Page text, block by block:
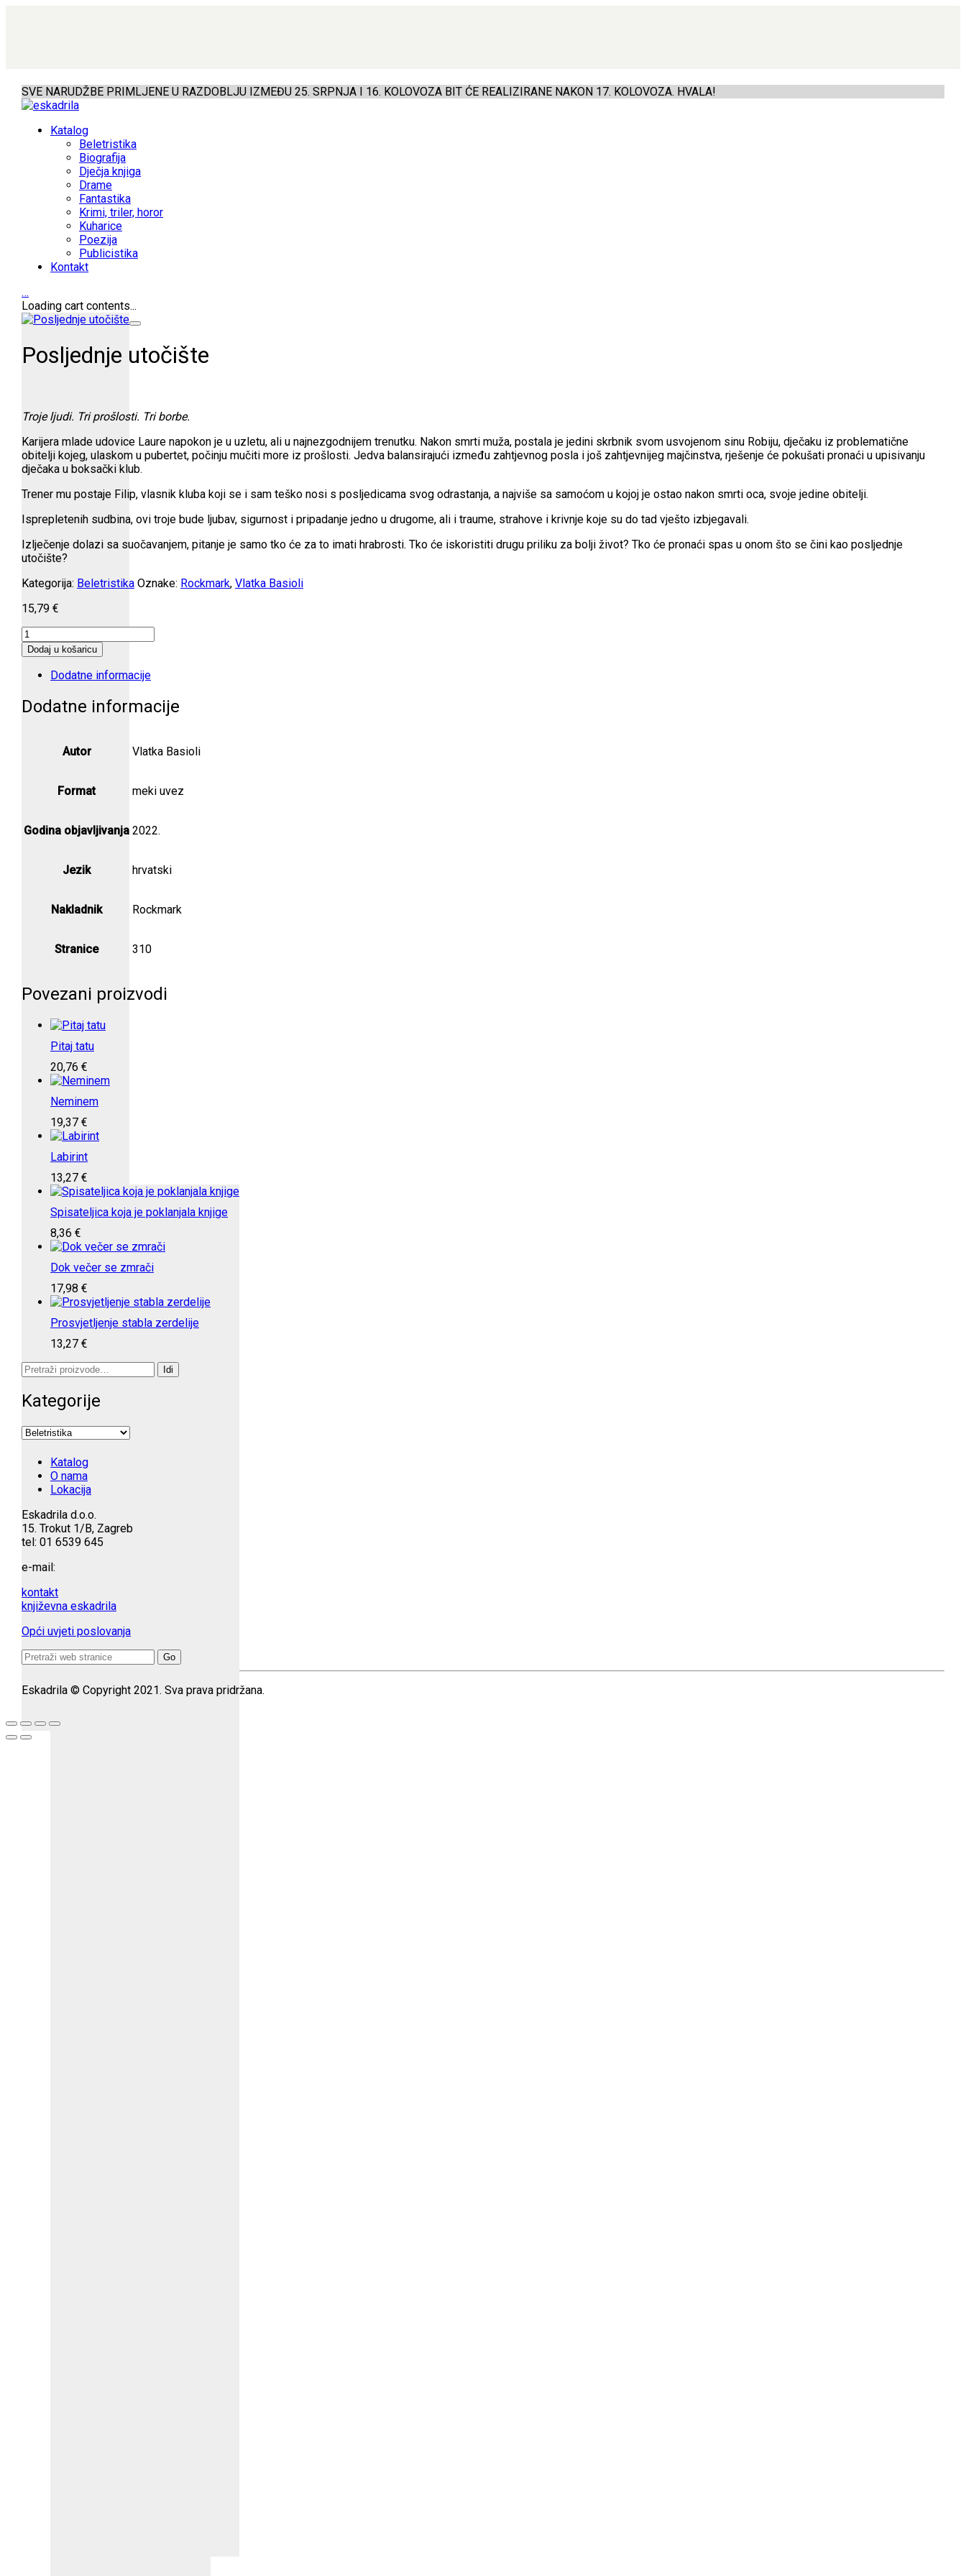
SVE NARUDŽBE PRIMLJENE U RAZDOBLJU IZMEĐU 25. SRPNJA I 16. KOLOVOZA BIT ĆE REALIZIRANE NAKON 17. KOLOVOZA. HVALA!
Katalog
Beletristika
Biografija
Dječja knjiga
Drame
Fantastika
Krimi, triler, horor
Kuharice
Poezija
Publicistika
Kontakt
…
Loading cart contents...
Posljednje utočište
Troje ljudi. Tri prošlosti. Tri borbe.
Karijera mlade udovice Laure napokon je u uzletu, ali u najnezgodnijem trenutku. Nakon smrti muža, postala je jedini skrbnik svom usvojenom sinu Robiju, dječaku iz problematične
obitelji kojeg, ulaskom u pubertet, počinju mučiti more iz prošlosti. Jedva balansirajući između zahtjevnog posla i još zahtjevnijeg majčinstva, rješenje će pokušati pronaći u upisivanju
dječaka u boksački klub.
Trener mu postaje Filip, vlasnik kluba koji se i sam teško nosi s posljedicama svog odrastanja, a najviše sa samoćom u kojoj je ostao nakon smrti oca, svoje jedine obitelji.
Isprepletenih sudbina, ovi troje bude ljubav, sigurnost i pripadanje jedno u drugome, ali i traume, strahove i krivnje koje su do tad vješto izbjegavali.
Izlječenje dolazi sa suočavanjem, pitanje je samo tko će za to imati hrabrosti. Tko će iskoristiti drugu priliku za bolji život? Tko će pronaći spas u onom što se čini kao posljednje
utočište?
Kategorija: Beletristika Oznake: Rockmark, Vlatka Basioli
15,79 €
Posljednje
utočište
količina
Dodaj u košaricu
Dodatne informacije
Dodatne informacije
Autor Vlatka Basioli
Format meki uvez
Godina objavljivanja 2022.
Jezik hrvatski
Nakladnik Rockmark
Stranice 310
Povezani proizvodi
Pitaj tatu
20,76 €
Neminem
19,37 €
Labirint
13,27 €
Spisateljica koja je poklanjala knjige
8,36 €
Dok večer se zmrači
17,98 €
Prosvjetljenje stabla zerdelije
13,27 €
Pretraži:
Idi
Kategorije
Katalog
O nama
Lokacija
Eskadrila d.o.o.
15. Trokut 1/B, Zagreb
tel: 01 6539 645
e-mail:
kontakt
književna eskadrila
Opći uvjeti poslovanja
Search
Eskadrila © Copyright 2021. Sva prava pridržana.